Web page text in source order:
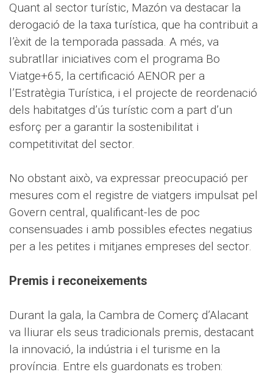
Quant al sector turístic, Mazón va destacar la
derogació de la taxa turística, que ha contribuït a
l’èxit de la temporada passada. A més, va
subratllar iniciatives com el programa Bo
Viatge+65, la certificació AENOR per a
l’Estratègia Turística, i el projecte de reordenació
dels habitatges d’ús turístic com a part d’un
esforç per a garantir la sostenibilitat i
competitivitat del sector.
No obstant això, va expressar preocupació per
mesures com el registre de viatgers impulsat pel
Govern central, qualificant-les de poc
consensuades i amb possibles efectes negatius
per a les petites i mitjanes empreses del sector.
Premis i reconeixements
Durant la gala, la Cambra de Comerç d’Alacant
va lliurar els seus tradicionals premis, destacant
la innovació, la indústria i el turisme en la
província. Entre els guardonats es troben: